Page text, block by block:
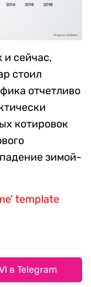
и сейчас,
стоил
отчетливо
котировок
зимой-
template
в Telegram